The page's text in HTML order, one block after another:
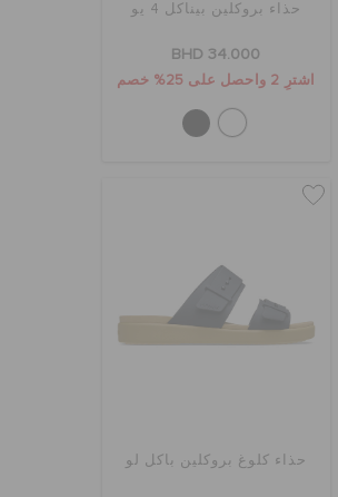
حذاء بروكلين بيناكل 4 يو
BHD 34.000
اشترِ 2 واحصل على 25% خصم
حذاء كلوغ بروكلين باكل لو